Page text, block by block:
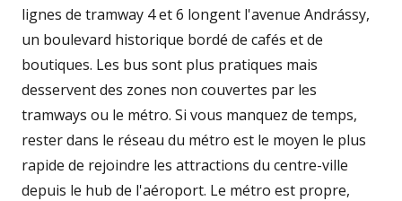
lignes de tramway 4 et 6 longent l'avenue Andrássy,
un boulevard historique bordé de cafés et de
boutiques. Les bus sont plus pratiques mais
desservent des zones non couvertes par les
tramways ou le métro. Si vous manquez de temps,
rester dans le réseau du métro est le moyen le plus
rapide de rejoindre les attractions du centre-ville
depuis le hub de l'aéroport. Le métro est propre,